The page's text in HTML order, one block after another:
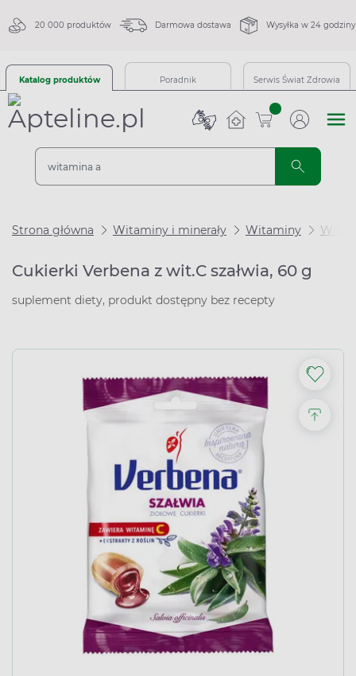
20 000 produktów Darmowa dostawa Wysyłka w 24 godziny
Katalog produktów Poradnik Serwis Świat Zdrowia
sztuk
Strona główna Witaminy i minerały Witaminy
Cukierki Verbena z wit.C szałwia, 60 g
suplement diety, produkt dostępny bez recepty